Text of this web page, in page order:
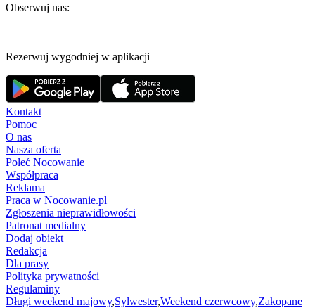
Obserwuj nas:
Rezerwuj wygodniej w aplikacji
Kontakt
Pomoc
O nas
Nasza oferta
Poleć Nocowanie
Współpraca
Reklama
Praca w Nocowanie.pl
Zgłoszenia nieprawidłowości
Patronat medialny
Dodaj obiekt
Redakcja
Dla prasy
Polityka prywatności
Regulaminy
Długi weekend majowy,Sylwester,Weekend czerwcowy,Zakopane